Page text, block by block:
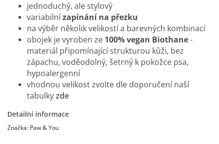
jednoduchý, ale stylový
variabilnízapínání na přezku
na výběr několik velikostí a barevných kombinací
obojek je vyroben ze 100% vegan Biothane-
materiál připomínající strukturou kůži, bez
zápachu, voděodolný, šetrný k pokožce psa,
hypoalergenní
vhodnou velikost zvolte dle doporučení naší
tabulkyzde
Detailní informace
Značka: Paw & You